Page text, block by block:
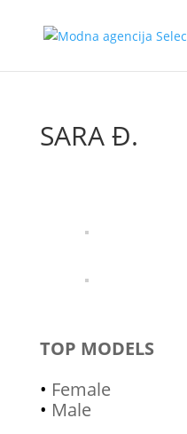
SARA Đ.
TOP MODELS
• Female
• Male